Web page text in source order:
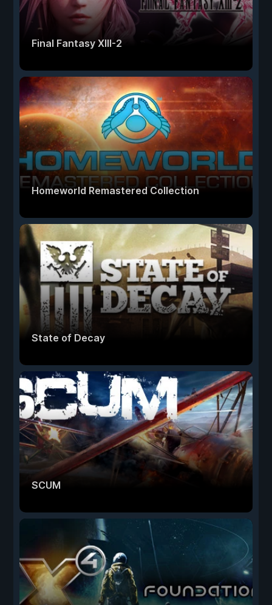
Final Fantasy XIII-2
Homeworld Remastered Collection
State of Decay
SCUM